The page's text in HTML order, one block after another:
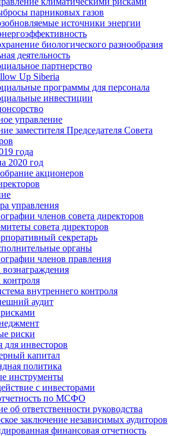
парниковых газов
источники энергии
биологического разнообразия
деятельность
партнерство
Up Siberia
программы для персонала
инвестиции
управление
заместителя Председателя Совета
года
2020 год
акционеров
управления
членов совета директоров
совета директоров
секретарь
органы
членов правления
внутреннего контроля
аудит
риски
инвесторов
капитал
политика
инструменты
с инвеcторами
по МСФО
об ответственности руководства
заключение независимых аудиторов
финансовая отчетность